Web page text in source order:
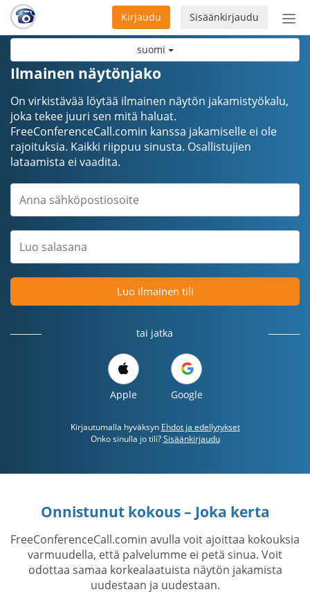
suomi
Sisäänkirjaudu
Kirjaudu
Ilmainen näytönjako
On virkistävää löytää ilmainen näytön jakamistyökalu,
joka tekee juuri sen mitä haluat.
FreeConferenceCall.comin kanssa jakamiselle ei ole
rajoituksia. Kaikki riippuu sinusta. Osallistujien
lataamista ei vaadita.
Luo ilmainen tili
tai jatka
Apple Google
Kirjautumalla hyväksyn Ehdot ja edellytykset
Onko sinulla jo tili?Sisäänkirjaudu
Onnistunut kokous – Joka kerta
FreeConferenceCall.comin avulla voit ajoittaa kokouksia
varmuudella, että palvelumme ei petä sinua. Voit
odottaa samaa korkealaatuista näytön jakamista
uudestaan ​​ja uudestaan.